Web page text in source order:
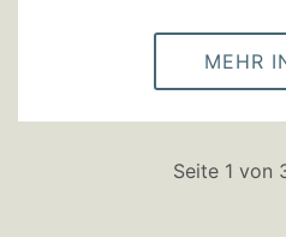
MEHR
Seite 1 von